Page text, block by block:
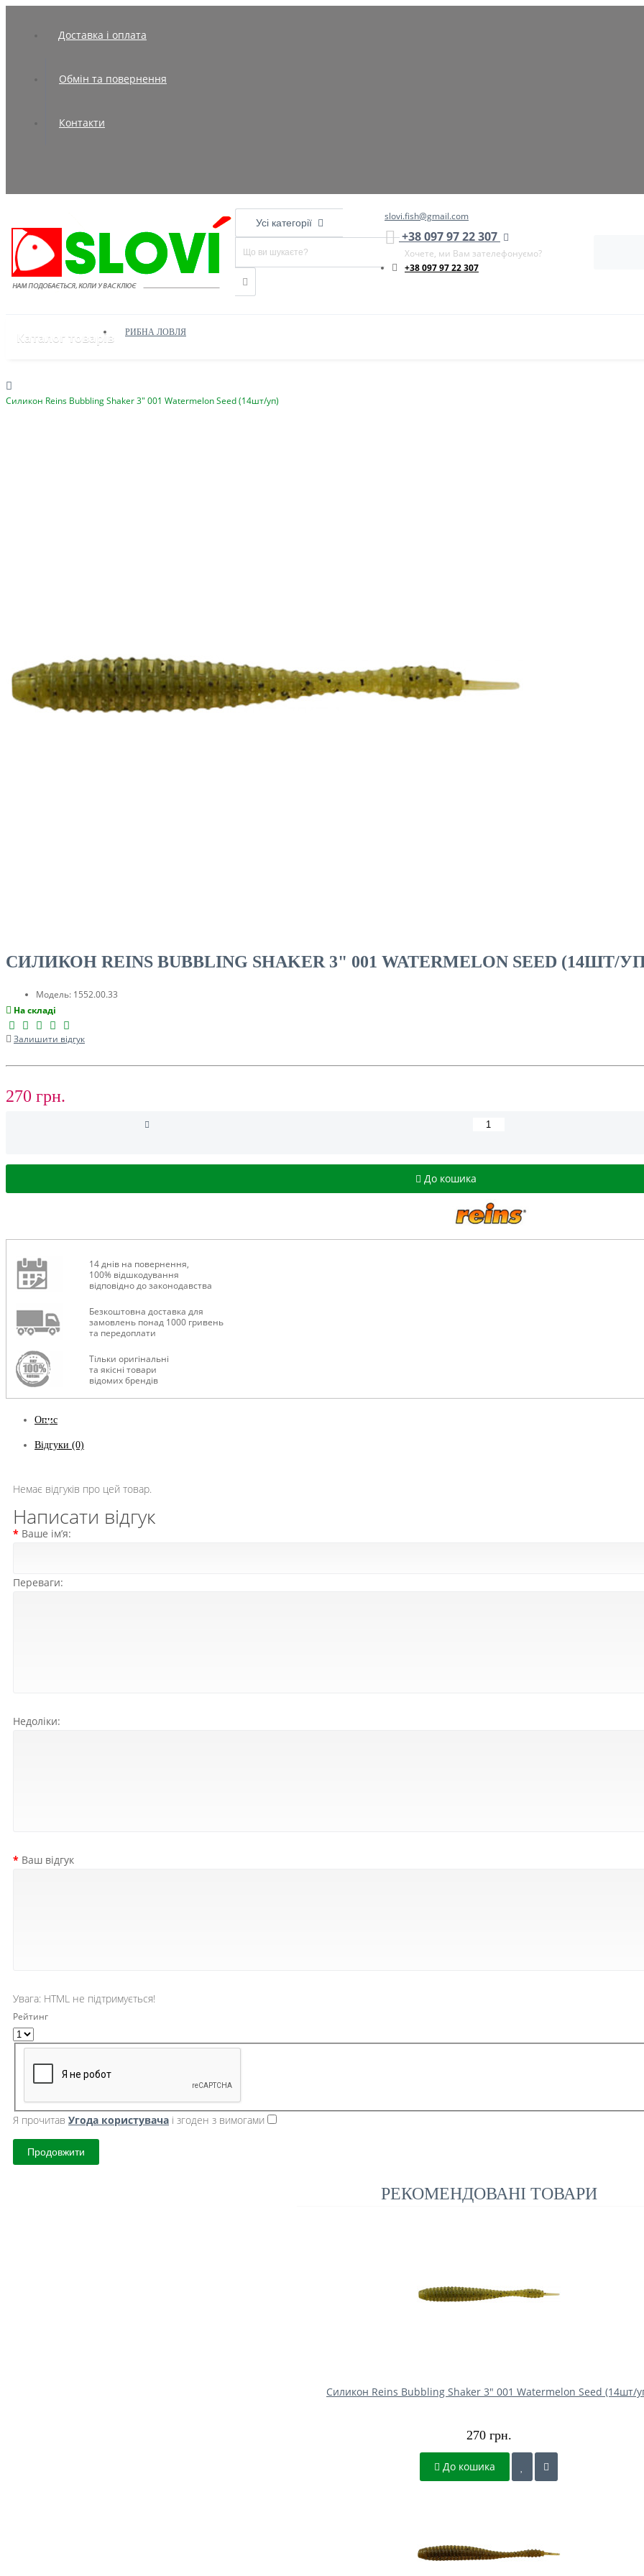
Доставка і оплата
Обмін та повернення
Контакти
Усі категорії
slovi.fish@gmail.com
+38 097 97 22 307
Хочете, ми Вам зателефонуємо?
+38 097 97 22 307
Каталог товарів РИБНА ЛОВЛЯ
Силикон Reins Bubbling Shaker 3" 001 Watermelon Seed (14шт/уп)
СИЛИКОН REINS BUBBLING SHAKER 3" 001 WATERMELON SEED (14ШТ/
Модель: 1552.00.33
На складі
Залишити відгук
270 грн.
До кошика
14 днів на повернення,
100% відшкодування
відповідно до законодавства
Безкоштовна доставка для
замовлень понад 1000 гривень
та передоплати
Тільки оригінальні
та якісні товари
відомих брендів
Опис
Відгуки (0)
Немає відгуків про цей товар.
Написати відгук
Ваше ім’я:
Переваги:
Недоліки:
Ваш відгук
Увага: HTML не підтримується!
Рейтинг
Я прочитав Угода користувача і згоден з вимогами
Продовжити
РЕКОМЕНДОВАНІ ТОВАРИ
Силикон Reins Bubbling Shaker 3" 001 Watermelon Seed (14шт/
270 грн.
До кошика